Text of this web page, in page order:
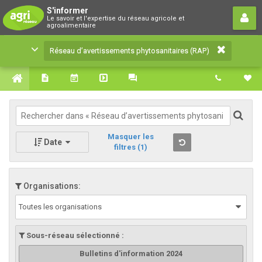
S'informer
Le savoir et l'expertise du réseau agricole et
agroalimentaire
Réseau d’avertissements
phytosanitaires (RAP)
Le savoir et l'expertise du réseau agricole et
agroalimentaire
Réseau d’avertissements phytosanitaires (RAP)
Date
Masquer les
filtres (1)
Organisations:
Toutes les organisations
Sous-réseau sélectionné :
Bulletins d'information 2024